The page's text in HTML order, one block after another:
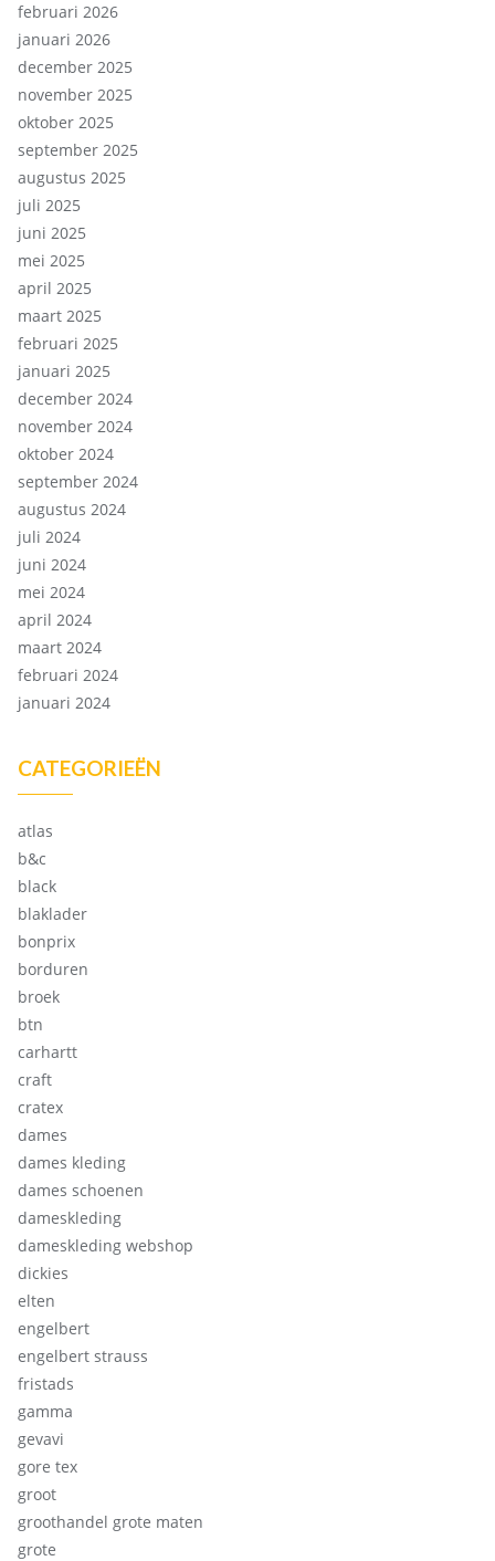
februari 2026
januari 2026
december 2025
november 2025
oktober 2025
september 2025
augustus 2025
juli 2025
juni 2025
mei 2025
april 2025
maart 2025
februari 2025
januari 2025
december 2024
november 2024
oktober 2024
september 2024
augustus 2024
juli 2024
juni 2024
mei 2024
april 2024
maart 2024
februari 2024
januari 2024
CATEGORIEËN
atlas
b&c
black
blaklader
bonprix
borduren
broek
btn
carhartt
craft
cratex
dames
dames kleding
dames schoenen
dameskleding
dameskleding webshop
dickies
elten
engelbert
engelbert strauss
fristads
gamma
gevavi
gore tex
groot
groothandel grote maten
grote